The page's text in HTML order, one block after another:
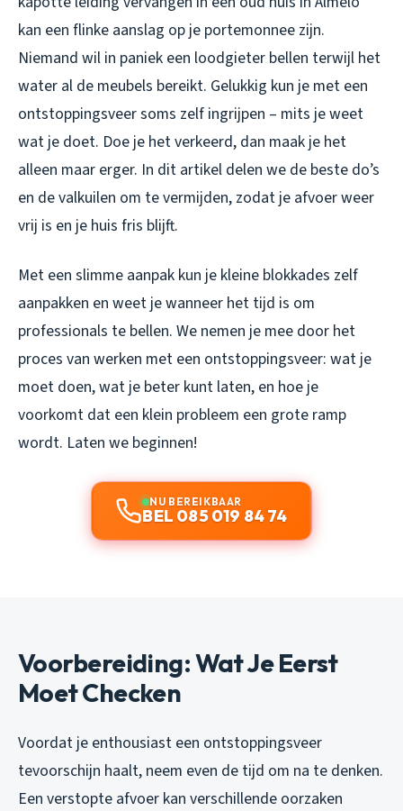
kan een flinke aanslag op je portemonnee zijn.
Niemand wil in paniek een loodgieter bellen terwijl het
water al de meubels bereikt. Gelukkig kun je met een
ontstoppingsveer soms zelf ingrijpen – mits je weet
wat je doet. Doe je het verkeerd, dan maak je het
alleen maar erger. In dit artikel delen we de beste do’s
en de valkuilen om te vermijden, zodat je afvoer weer
vrij is en je huis fris blijft.
Met een slimme aanpak kun je kleine blokkades zelf
aanpakken en weet je wanneer het tijd is om
professionals te bellen. We nemen je mee door het
proces van werken met een ontstoppingsveer: wat je
moet doen, wat je beter kunt laten, en hoe je
voorkomt dat een klein probleem een grote ramp
wordt. Laten we beginnen!
NU BEREIKBAAR
BEL 085 019 84 74
Voorbereiding: Wat Je Eerst
Moet Checken
Voordat je enthousiast een ontstoppingsveer
tevoorschijn haalt, neem even de tijd om na te denken.
Een verstopte afvoer kan verschillende oorzaken